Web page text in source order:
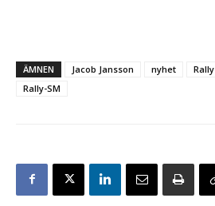
ÄMNEN Jacob Jansson nyhet Rally
Rally-SM